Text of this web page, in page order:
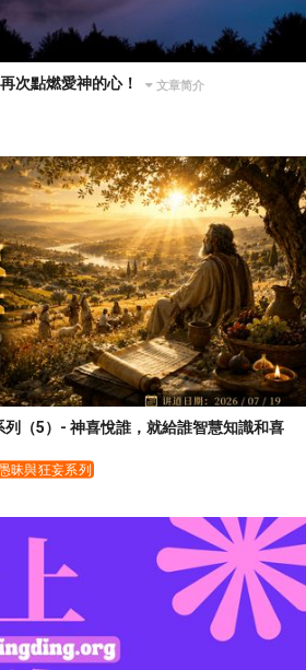
次點燃愛神的心！ 文章简介
列（5）- 神喜悅誰，就給誰智慧知識和喜
昧與狂妄系列